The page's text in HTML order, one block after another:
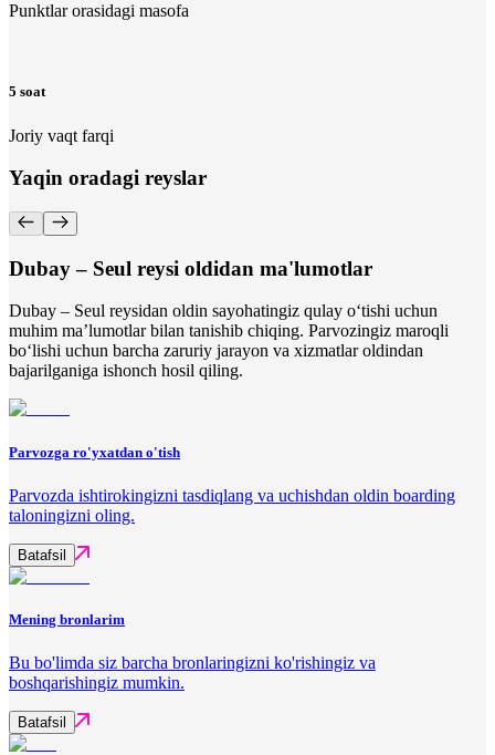
Punktlar orasidagi masofa
5 soat
Joriy vaqt farqi
Yaqin oradagi reyslar
Dubay – Seul reysi oldidan ma'lumotlar
Dubay – Seul reysidan oldin sayohatingiz qulay o‘tishi uchun
muhim ma’lumotlar bilan tanishib chiqing. Parvozingiz maroqli
bo‘lishi uchun barcha zaruriy jarayon va xizmatlar oldindan
bajarilganiga ishonch hosil qiling.
Parvozga ro'yxatdan o'tish
Parvozda ishtirokingizni tasdiqlang va uchishdan oldin boarding
taloningizni oling.
Batafsil
Mening bronlarim
Bu bo'limda siz barcha bronlaringizni ko'rishingiz va
boshqarishingiz mumkin.
Batafsil